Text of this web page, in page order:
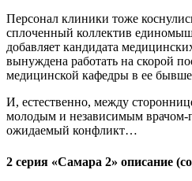
Персонал клиники тоже
сплоченный коллектив
добавляет кандидата
вынуждена работать на скорой
медицинской кафедры в ее
И, естественно, между
молодым и независимым врачом-
ожидаемый конфликт…
2 серия «Самара 2» описание